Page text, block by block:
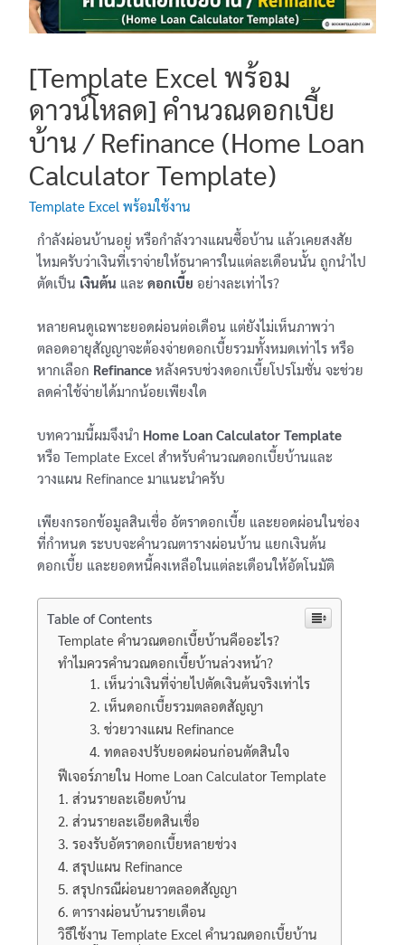
[Template Excel พร้อม
ดาวน์โหลด] คำนวณดอกเบี้ย
บ้าน / Refinance (Home Loan
Calculator Template)
Template Excel พร้อมใช้งาน
กำลังผ่อนบ้านอยู่ หรือกำลังวางแผนซื้อบ้าน แล้วเคยสงสัย
ไหมครับว่าเงินที่เราจ่ายให้ธนาคารในแต่ละเดือนนั้น ถูกนำไป
ตัดเป็น เงินต้น และดอกเบี้ย อย่างละเท่าไร?
หลายคนดูเฉพาะยอดผ่อนต่อเดือน แต่ยังไม่เห็นภาพว่า
ตลอดอายุสัญญาจะต้องจ่ายดอกเบี้ยรวมทั้งหมดเท่าไร หรือ
หากเลือก Refinance หลังครบช่วงดอกเบี้ยโปรโมชั่น จะช่วย
ลดค่าใช้จ่ายได้มากน้อยเพียงใด
บทความนี้ผมจึงนำ Home Loan Calculator Template
หรือ Template Excel สำหรับคำนวณดอกเบี้ยบ้านและ
วางแผน Refinance มาแนะนำครับ
เพียงกรอกข้อมูลสินเชื่อ อัตราดอกเบี้ย และยอดผ่อนในช่อง
ที่กำหนด ระบบจะคำนวณตารางผ่อนบ้าน แยกเงินต้น
ดอกเบี้ย และยอดหนี้คงเหลือในแต่ละเดือนให้อัตโนมัติ
Table of Contents
Template คำนวณดอกเบี้ยบ้านคืออะไร?
ทำไมควรคำนวณดอกเบี้ยบ้านล่วงหน้า?
1. เห็นว่าเงินที่จ่ายไปตัดเงินต้นจริงเท่าไร
2. เห็นดอกเบี้ยรวมตลอดสัญญา
3. ช่วยวางแผน Refinance
4. ทดลองปรับยอดผ่อนก่อนตัดสินใจ
ฟีเจอร์ภายใน Home Loan Calculator Template
1. ส่วนรายละเอียดบ้าน
2. ส่วนรายละเอียดสินเชื่อ
3. รองรับอัตราดอกเบี้ยหลายช่วง
4. สรุปแผน Refinance
5. สรุปกรณีผ่อนยาวตลอดสัญญา
6. ตารางผ่อนบ้านรายเดือน
วิธีใช้งาน Template Excel คำนวณดอกเบี้ยบ้าน